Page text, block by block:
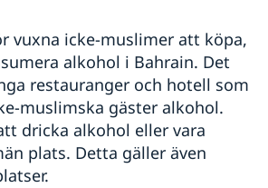
vuxna icke-muslimer att köpa,
alkohol i Bahrain. Det
restauranger och hotell som
muslimska gäster alkohol.
dricka alkohol eller vara
plats. Detta gäller även